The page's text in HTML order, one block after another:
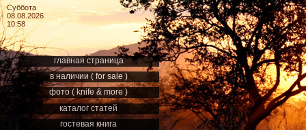
Суббота
08.08.2026
10:58
главная страница
в наличии ( for sale )
фото ( knife & more )
каталог статей
гостевая книга